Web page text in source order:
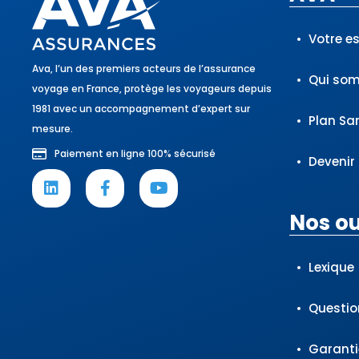
Ava, l’un des premiers acteurs de l’assurance
voyage en France, protège les voyageurs depuis
1981 avec un accompagnement d’expert sur
mesure.
Paiement en ligne 100% sécurisé
Votre
Qui
Plan
Nos
Lexique